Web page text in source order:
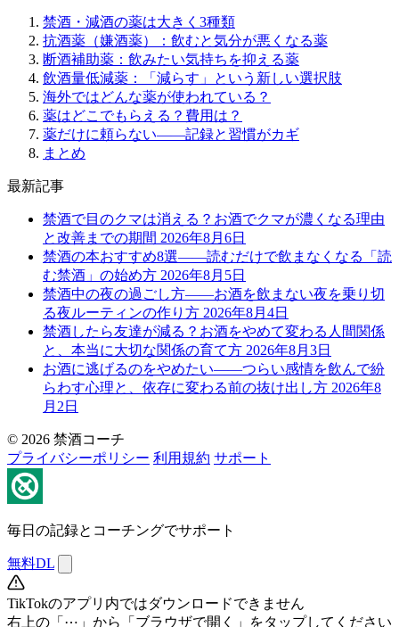
禁酒・減酒の薬は大きく3種類
抗酒薬（嫌酒薬）：飲むと気分が悪くなる薬
断酒補助薬：飲みたい気持ちを抑える薬
飲酒量低減薬：「減らす」という新しい選択肢
海外ではどんな薬が使われている？
薬はどこでもらえる？費用は？
薬だけに頼らない——記録と習慣がカギ
まとめ
最新記事
禁酒で目のクマは消える？お酒でクマが濃くなる理由
と改善までの期間 2026年8月6日
禁酒の本おすすめ8選——読むだけで飲まなくなる「読
む禁酒」の始め方 2026年8月5日
禁酒中の夜の過ごし方——お酒を飲まない夜を乗り切
る夜ルーティンの作り方 2026年8月4日
禁酒したら友達が減る？お酒をやめて変わる人間関係
と、本当に大切な関係の育て方 2026年8月3日
お酒に逃げるのをやめたい——つらい感情を飲んで紛
らわす心理と、依存に変わる前の抜け出し方 2026年8
月2日
© 2026 禁酒コーチ
プライバシーポリシー 利用規約 サポート
毎日の記録とコーチングでサポート
無料DL
TikTokのアプリ内ではダウンロードできません
右上の「⋯」から「ブラウザで開く」をタップしてください